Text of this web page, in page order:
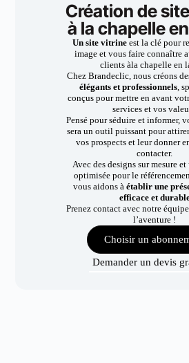
Création de
à la chapelle
Un site vitrineest la clé pour
image et vous faire connaître
clients àla chapelle en
Chez Brandeclic, nous créons
élégants et professionnels,
conçus pour mettre en avant
services et vos
Pensé pour séduire et informer,
sera un outil puissant pour
vos prospects et leur donner
contacter.
Avec des designs sur mesure
optimisée pour le
vous aidons à établir une
efficace et
Prenez contact avec notre
l’aventure !
Choisir un
Demander un devis